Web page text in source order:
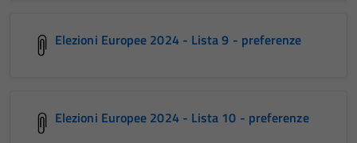
Elezioni Europee 2024 - Lista 9 - preferenze
Elezioni Europee 2024 - Lista 10 - preferenze